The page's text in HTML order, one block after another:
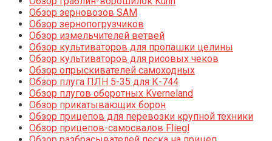
Обзор зерновозов SAM
Обзор зернопогрузчиков
Обзор измельчителей ветвей
Обзор культиваторов для пропашки целины
Обзор культиваторов для рисовых чеков
Обзор опрыскивателей самоходных
Обзор плуга ПЛН 5-35 для К-744
Обзор плугов оборотных Kverneland
Обзор прикатывающих борон
Обзор прицепов для перевозки крупной техники
Обзор прицепов-самосвалов Fliegl